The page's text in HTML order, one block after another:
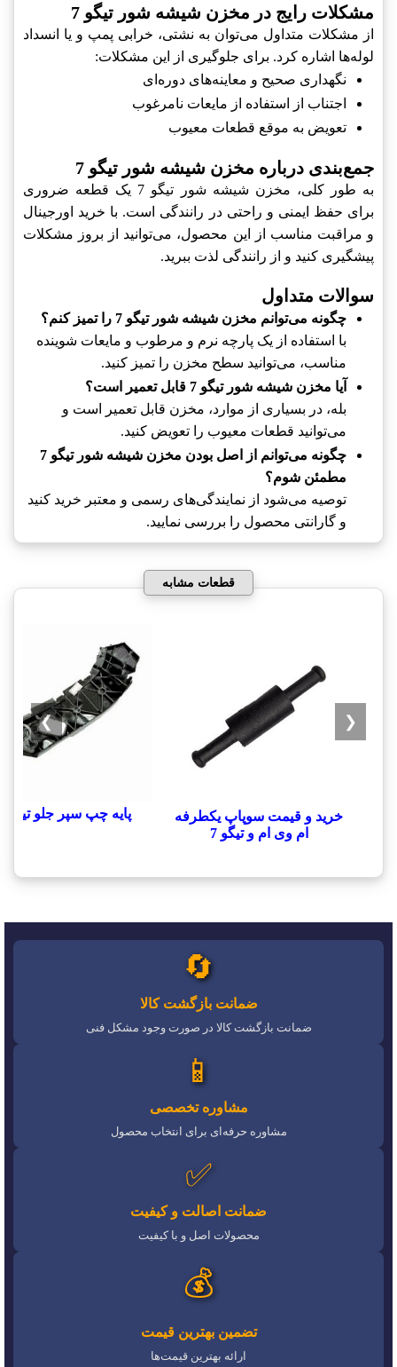
مشکلات رایج در مخزن شیشه شور تیگو 7
از مشکلات متداول می‌توان به نشتی، خرابی پمپ و یا انسداد
لوله‌ها اشاره کرد. برای جلوگیری از این مشکلات:
نگهداری صحیح و معاینه‌های دوره‌ای
اجتناب از استفاده از مایعات نامرغوب
تعویض به موقع قطعات معیوب
جمع‌بندی درباره مخزن شیشه شور تیگو 7
به طور کلی، مخزن شیشه شور تیگو 7 یک قطعه ضروری
برای حفظ ایمنی و راحتی در رانندگی است. با خرید اورجینال
و مراقبت مناسب از این محصول، می‌توانید از بروز مشکلات
پیشگیری کنید و از رانندگی لذت ببرید.
سوالات متداول
چگونه می‌توانم مخزن شیشه شور تیگو 7 را تمیز کنم؟
با استفاده از یک پارچه نرم و مرطوب و مایعات شوینده
مناسب، می‌توانید سطح مخزن را تمیز کنید.
آیا مخزن شیشه شور تیگو 7 قابل تعمیر است؟
بله، در بسیاری از موارد، مخزن قابل تعمیر است و
می‌توانید قطعات معیوب را تعویض کنید.
چگونه می‌توانم از اصل بودن مخزن شیشه شور تیگو 7
مطمئن شوم؟
توصیه می‌شود از نمایندگی‌های رسمی و معتبر خرید کنید
و گارانتی محصول را بررسی نمایید.
قطعات مشابه
خرید و قیمت سوپاپ یکطرفه
ام وی ام و تیگو 7
پایه چپ سپر جلو تیگو 7
❮
❯
🔄
ضمانت بازگشت کالا
ضمانت بازگشت کالا در صورت وجود مشکل فنی
📱
مشاوره تخصصی
مشاوره حرفه‌ای برای انتخاب محصول
✅
ضمانت اصالت و کیفیت
محصولات اصل و با کیفیت
💰
تضمین بهترین قیمت
ارائه بهترین قیمت‌ها